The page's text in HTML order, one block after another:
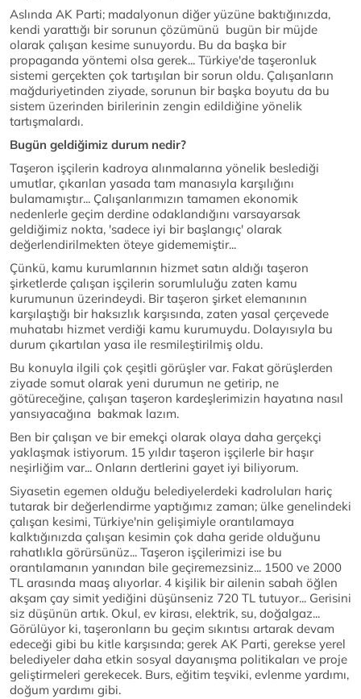
Aslında AK Parti; madalyonun diğer yüzüne baktığınızda,
kendi yarattığı bir sorunun çözümünü bugün bir müjde
olarak çalışan kesime sunuyordu. Bu da başka bir
propaganda yöntemi olsa gerek... Türkiye'de taşeronluk
sistemi gerçekten çok tartışılan bir sorun oldu. Çalışanların
mağduriyetinden ziyade, sorunun bir başka boyutu da bu
sistem üzerinden birilerinin zengin edildiğine yönelik
tartışmalardı.
Bugün geldiğimiz durum nedir?
Taşeron işçilerin kadroya alınmalarına yönelik beslediği
umutlar, çıkarılan yasada tam manasıyla karşılığını
bulamamıştır... Çalışanlarımızın tamamen ekonomik
nedenlerle geçim derdine odaklandığını varsayarsak
geldiğimiz nokta, 'sadece iyi bir başlangıç' olarak
değerlendirilmekten öteye gidememiştir...
Çünkü, kamu kurumlarının hizmet satın aldığı taşeron
şirketlerde çalışan işçilerin sorumluluğu zaten kamu
kurumunun üzerindeydi. Bir taşeron şirket elemanının
karşılaştığı bir haksızlık karşısında, zaten yasal çerçevede
muhatabı hizmet verdiği kamu kurumuydu. Dolayısıyla bu
durum çıkartılan yasa ile resmileştirilmiş oldu.
Bu konuyla ilgili çok çeşitli görüşler var. Fakat görüşlerden
ziyade somut olarak yeni durumun ne getirip, ne
götüreceğine, çalışan taşeron kardeşlerimizin hayatına nasıl
yansıyacağına bakmak lazım.
Ben bir çalışan ve bir emekçi olarak olaya daha gerçekçi
yaklaşmak istiyorum. 15 yıldır taşeron işçilerle bir haşır
neşirliğim var... Onların dertlerini gayet iyi biliyorum.
Siyasetin egemen olduğu belediyelerdeki kadroluları hariç
tutarak bir değerlendirme yaptığımız zaman; ülke genelindeki
çalışan kesimi, Türkiye'nin gelişimiyle orantılamaya
kalktığınızda çalışan kesimin çok daha geride olduğunu
rahatlıkla görürsünüz... Taşeron işçilerimizi ise bu
orantılamanın yanından bile geçiremezsiniz... 1500 ve 2000
TL arasında maaş alıyorlar. 4 kişilik bir ailenin sabah öğlen
akşam çay simit yediğini düşünseniz 720 TL tutuyor... Gerisini
siz düşünün artık. Okul, ev kirası, elektrik, su, doğalgaz...
Görülüyor ki, taşeronların bu geçim sıkıntısı artarak devam
edeceği gibi bu kitle karşısında; gerek AK Parti, gerekse yerel
belediyeler daha etkin sosyal dayanışma politikaları ve proje
geliştirmeleri gerekecek. Burs, eğitim teşviki, evlenme yardımı,
doğum yardımı gibi.